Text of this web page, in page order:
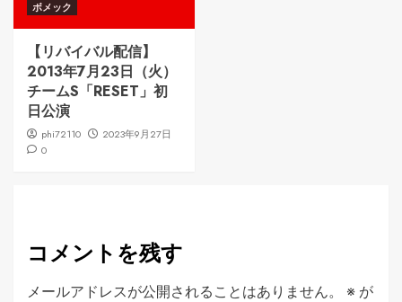
ボメック
【リバイバル配信】
2013年7月23日（火）
チームS「RESET」初
日公演
phi72110
2023年9月27日
0
コメントを残す
メールアドレスが公開されることはありません。 ※ が